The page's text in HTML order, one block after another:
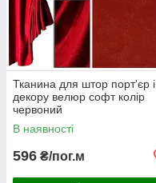
Тканина для штор порт'єр і
декору велюр софт колір
червоний
В наявності
596 ₴/пог.м